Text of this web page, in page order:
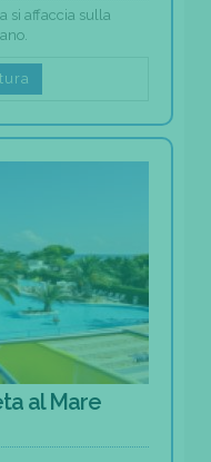
si affaccia sulla
al Mare